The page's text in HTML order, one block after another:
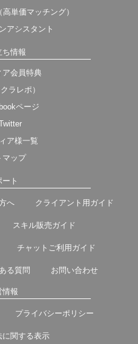
単価マッチング）
アシスタント
ち情報
ア会員特典
ラレポ）
ページ
ア様一覧
マップ
ト
へ クライアント用ガイド
スキル販売ガイド
チャットご利用ガイド
る質問 お問い合わせ
情報
プライバシーポリシー
に関する表示